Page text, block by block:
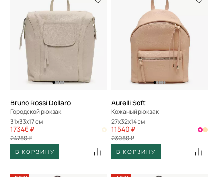
Bruno Rossi Dollaro
Городской рюкзак
31x33x17 см
17346 ₽
24780 ₽
В КОРЗИНУ
Aurelli Soft
Кожаный рюкзак
27x32x14 см
11540 ₽
23080 ₽
В КОРЗИНУ